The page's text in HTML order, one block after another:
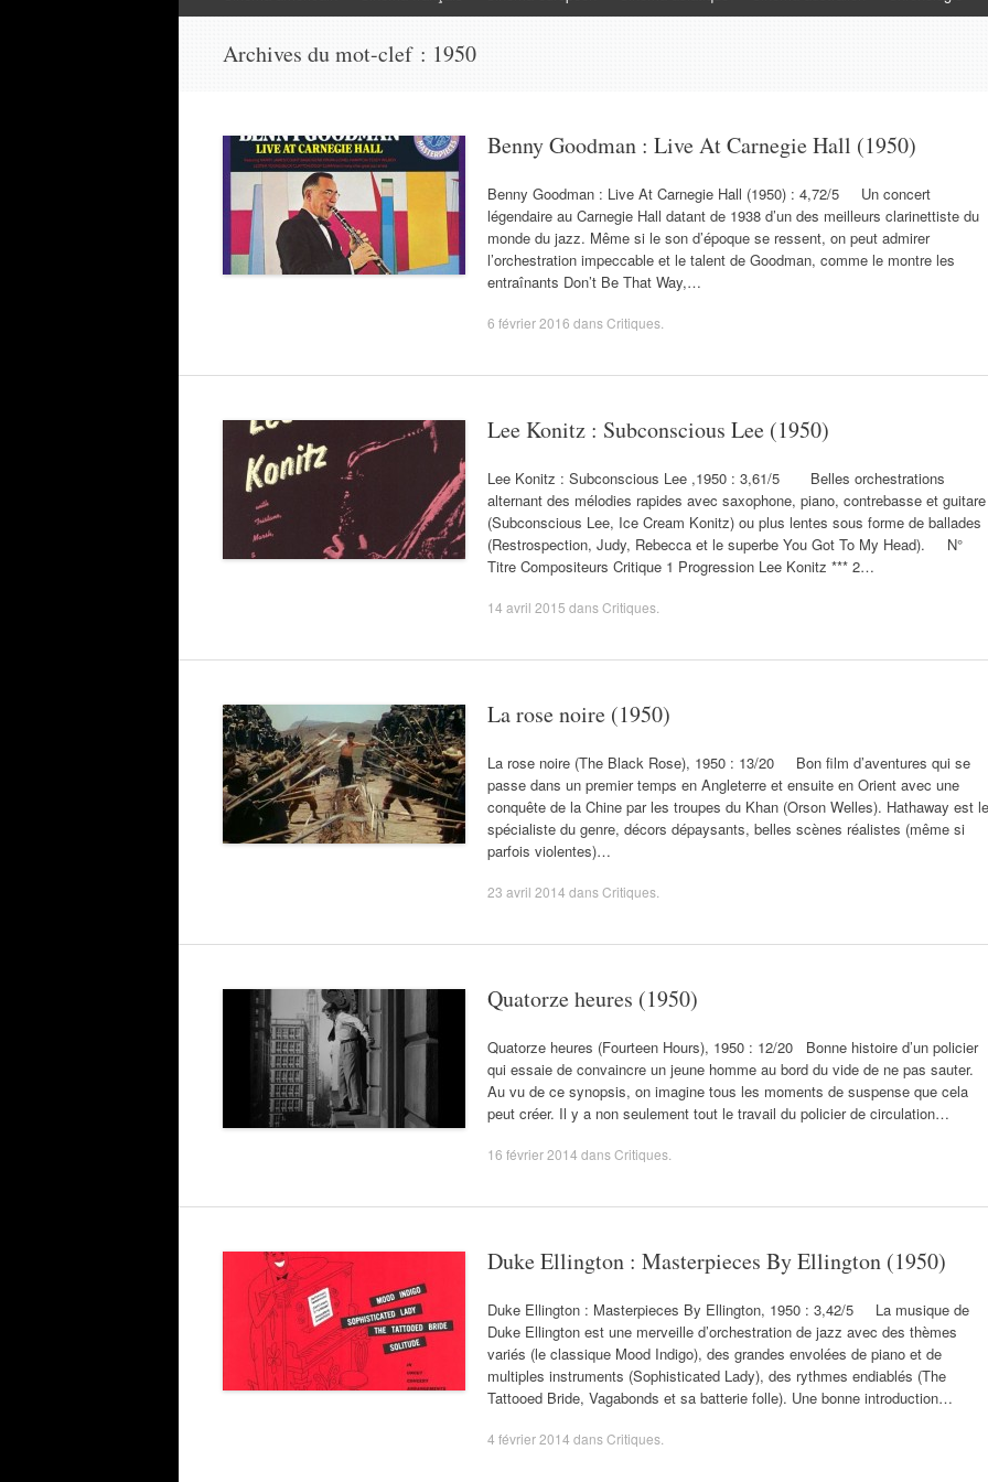
Archives du mot-clef : 1950
Benny Goodman : Live At Carnegie Hall (1950)
Benny Goodman : Live At Carnegie Hall (1950) : 4,72/5 Un concert
légendaire au Carnegie Hall datant de 1938 d’un des meilleurs clarinettiste du
monde du jazz. Même si le son d’époque se ressent, on peut admirer
l’orchestration impeccable et le talent de Goodman, comme le montre les
entraînants Don’t Be That Way,…
6 février 2016 dansCritiques
Lee Konitz : Subconscious Lee (1950)
Lee Konitz : Subconscious Lee ,1950 : 3,61/5 Belles orchestrations
alternant des mélodies rapides avec saxophone, piano, contrebasse et guitare
(Subconscious Lee, Ice Cream Konitz) ou plus lentes sous forme de ballades
(Restrospection, Judy, Rebecca et le superbe You Got To My Head). N°
Titre Compositeurs Critique 1 Progression Lee Konitz *** 2…
14 avril 2015 dansCritiques
La rose noire (1950)
La rose noire (The Black Rose), 1950 : 13/20 Bon film d’aventures qui se
passe dans un premier temps en Angleterre et ensuite en Orient avec une
conquête de la Chine par les troupes du Khan (Orson Welles). Hathaway est le
spécialiste du genre, décors dépaysants, belles scènes réalistes (même si
parfois violentes)…
23 avril 2014 dansCritiques
Quatorze heures (1950)
Quatorze heures (Fourteen Hours), 1950 : 12/20 Bonne histoire d’un policier
qui essaie de convaincre un jeune homme au bord du vide de ne pas sauter.
Au vu de ce synopsis, on imagine tous les moments de suspense que cela
peut créer. Il y a non seulement tout le travail du policier de circulation…
16 février 2014 dansCritiques
Duke Ellington : Masterpieces By Ellington (1950)
Duke Ellington : Masterpieces By Ellington, 1950 : 3,42/5 La musique de
Duke Ellington est une merveille d’orchestration de jazz avec des thèmes
variés (le classique Mood Indigo), des grandes envolées de piano et de
multiples instruments (Sophisticated Lady), des rythmes endiablés (The
Tattooed Bride, Vagabonds et sa batterie folle). Une bonne introduction…
4 février 2014 dansCritiques